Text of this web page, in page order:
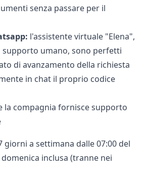
senza passare per il
l'assistente virtuale "Elena",
supporto umano, sono perfetti
di avanzamento della richiesta
in chat il proprio codice
la compagnia fornisce supporto
giorni a settimana dalle 07:00 del
inclusa (tranne nei